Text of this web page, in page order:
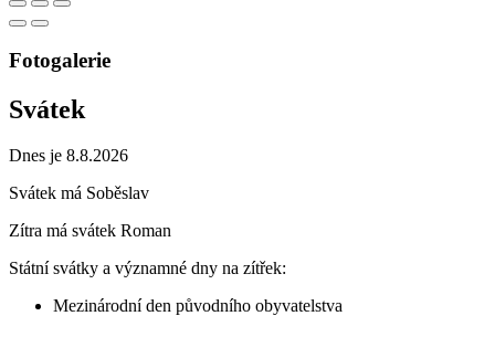
Fotogalerie
Svátek
Dnes je 8.8.2026
Svátek má Soběslav
Zítra má svátek Roman
Státní svátky a významné dny na zítřek:
Mezinárodní den původního obyvatelstva